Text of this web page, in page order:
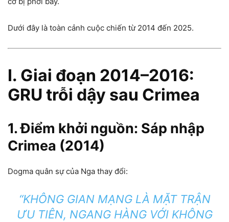
Dưới đây là toàn cảnh cuộc chiến từ 2014 đến 2025.
I. Giai đoạn 2014–2016:
GRU trỗi dậy sau Crimea
1. Điểm khởi nguồn: Sáp nhập
Crimea (2014)
Dogma quân sự của Nga thay đổi:
“KHÔNG GIAN MẠNG LÀ MẶT TRẬN
ƯU TIÊN, NGANG HÀNG VỚI KHÔNG